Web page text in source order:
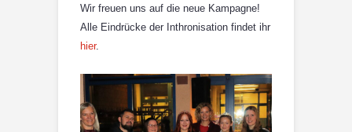
Wir freuen uns auf die neue Kampagne!
Alle Eindrücke der Inthronisation findet ihr
hier.